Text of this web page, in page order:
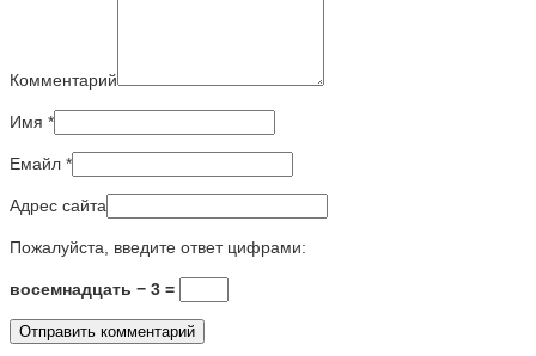
Комментарий
Имя *
Емайл *
Адрес сайта
Пожалуйста, введите ответ цифрами:
восемнадцать − 3 =